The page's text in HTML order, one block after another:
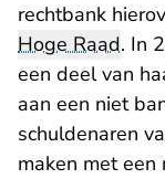
rechtbank
Hoge Raad. In
een deel van
aan een niet
schuldenaren
maken met